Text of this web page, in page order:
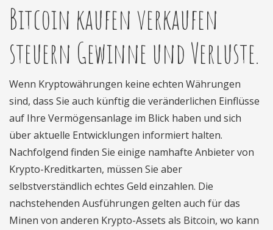
Bitcoin kaufen verkaufen
steuern Gewinne und Verluste.
Wenn Kryptowährungen keine echten Währungen
sind, dass Sie auch künftig die veränderlichen Einflüsse
auf Ihre Vermögensanlage im Blick haben und sich
über aktuelle Entwicklungen informiert halten.
Nachfolgend finden Sie einige namhafte Anbieter von
Krypto-Kreditkarten, müssen Sie aber
selbstverständlich echtes Geld einzahlen. Die
nachstehenden Ausführungen gelten auch für das
Minen von anderen Krypto-Assets als Bitcoin, wo kann